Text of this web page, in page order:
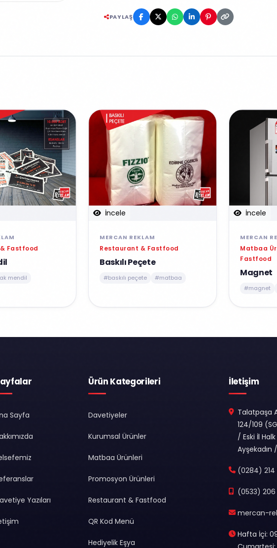
PAYLAŞ
Fastfood
mendil
İncele
MERCAN REKLAM
Restaurant & Fastfood
Baskılı Peçete
#baskılı peçete #matbaa
İncele
MERCAN
Matbaa
Fastfood
Magnet
#magnet
Sayfa
Yazıları
Ürün Kategorileri
Davetiyeler
Kurumsal Ürünler
Matbaa Ürünleri
Promosyon Ürünleri
Restaurant & Fastfood
QR Kod Menü
Hediyelik Eşya
İletişim
Talatpaşa
124/109
/ Eski İl
Ayşekadın /
(0284) 214
(0533) 206
mercan-
Hafta İçi: